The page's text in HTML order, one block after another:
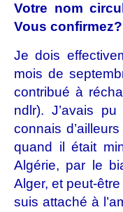
Votre nom
Vous confirmez?
Je dois
mois de
contribué à
ndlr). J’avais
connais
quand il était
Algérie, par le
Alger, et peut-
suis attaché à